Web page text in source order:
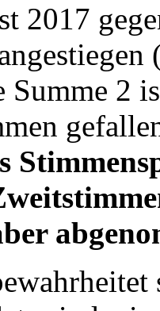
2017
Summe 2